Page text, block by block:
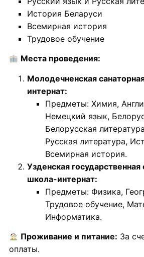
История Беларуси
Всемирная история
Трудовое обучение
Места проведения:
Молодечненская
интернат:
Предметы: Химия,
Немецкий язык,
Белорусская
Русская литература,
Всемирная история.
Узденская государственная
школа-интернат:
Предметы: Физика,
Трудовое обучение,
Информатика.
Проживание и питание: За
оплаты.